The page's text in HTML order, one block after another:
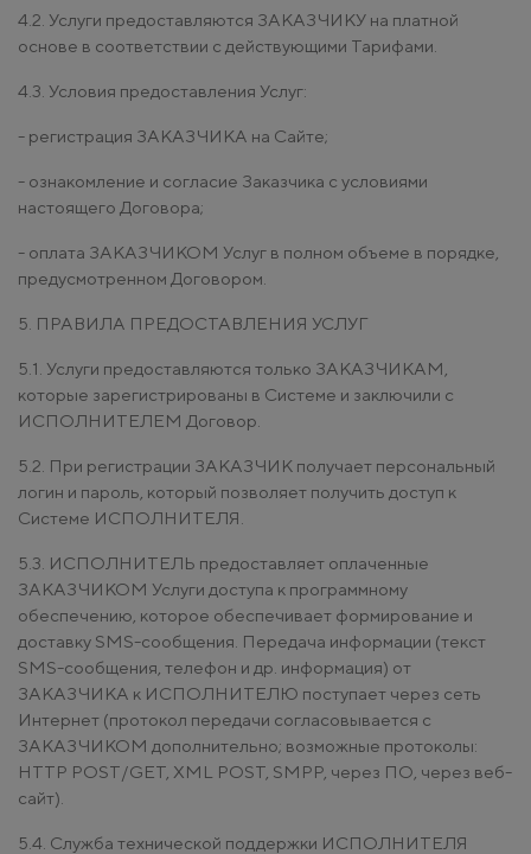
4.2. Услуги предоставляются ЗАКАЗЧИКУ на платной
основе в соответствии с действующими Тарифами.
4.3. Условия предоставления Услуг:
- регистрация ЗАКАЗЧИКА на Сайте;
- ознакомление и согласие Заказчика с условиями
настоящего Договора;
- оплата ЗАКАЗЧИКОМ Услуг в полном объеме в порядке,
предусмотренном Договором.
5. ПРАВИЛА ПРЕДОСТАВЛЕНИЯ УСЛУГ
5.1. Услуги предоставляются только ЗАКАЗЧИКАМ,
которые зарегистрированы в Системе и заключили с
ИСПОЛНИТЕЛЕМ Договор.
5.2. При регистрации ЗАКАЗЧИК получает персональный
логин и пароль, который позволяет получить доступ к
Системе ИСПОЛНИТЕЛЯ.
5.3. ИСПОЛНИТЕЛЬ предоставляет оплаченные
ЗАКАЗЧИКОМ Услуги доступа к программному
обеспечению, которое обеспечивает формирование и
доставку SMS-сообщения. Передача информации (текст
SMS-сообщения, телефон и др. информация) от
ЗАКАЗЧИКА к ИСПОЛНИТЕЛЮ поступает через сеть
Интернет (протокол передачи согласовывается с
ЗАКАЗЧИКОМ дополнительно; возможные протоколы:
HTTP POST/GET, XML POST, SMPP, через ПО, через веб-
сайт).
5.4. Служба технической поддержки ИСПОЛНИТЕЛЯ